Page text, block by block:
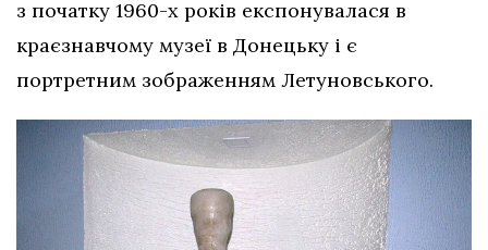
з початку 1960-х років експонувалася в
краєзнавчому музеї в Донецьку і є
портретним зображенням Летуновського.